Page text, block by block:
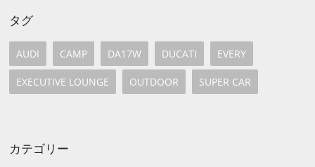
送
り
タグ
AUDI CAMP DA17W DUCATI EVERY
EXECUTIVE LOUNGE OUTDOOR SUPER CAR
カテゴリー